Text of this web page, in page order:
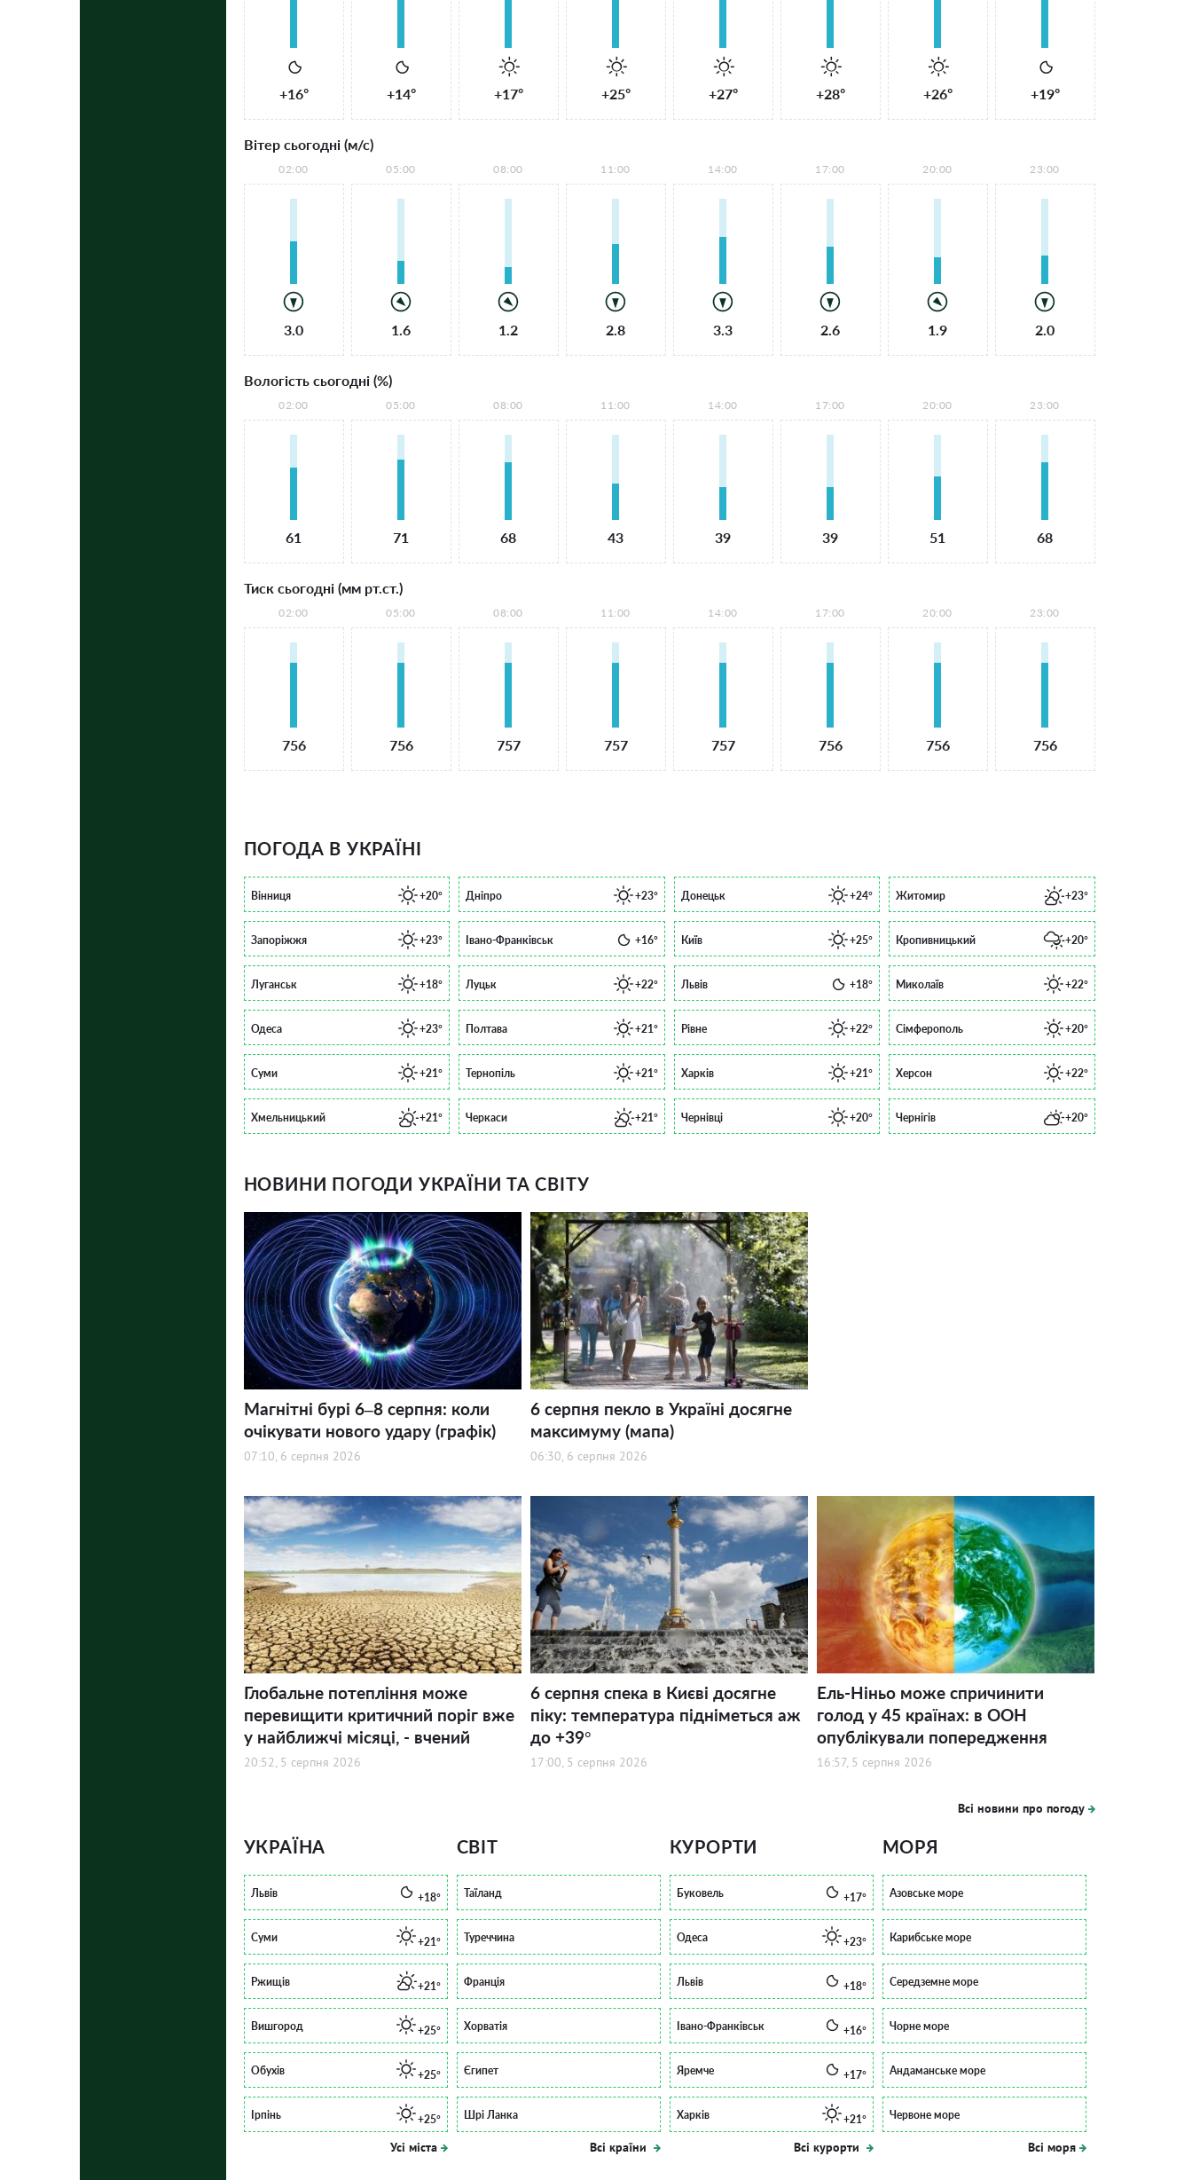
+16° +14° +17° +25° +27° +28° +26° +19°
Вітер сьогодні (м/с)
02:00
3.0
05:00
1.6
08:00
1.2
11:00
2.8
14:00
3.3
17:00
2.6
20:00
1.9
23:00
2.0
Вологість сьогодні (%)
02:00
61
05:00
71
08:00
68
11:00
43
14:00
39
17:00
39
20:00
51
23:00
68
Тиск сьогодні (мм рт.ст.)
02:00
756
05:00
756
08:00
757
11:00
757
14:00
757
17:00
756
20:00
756
23:00
756
ПОГОДА В УКРАЇНІ
Вінниця +20° Дніпро +23° Донецьк +24° Житомир +23°
Запоріжжя +23° Івано-Франківськ +16° Київ +25° Кропивницький +20°
Луганськ +18° Луцьк +22° Львів +18° Миколаїв +22°
Одеса +23° Полтава +21° Рівне +22° Сімферополь +20°
Суми +21° Тернопіль +21° Харків +21° Херсон +22°
Хмельницький +21° Черкаси +21° Чернівці +20° Чернігів +20°
НОВИНИ ПОГОДИ УКРАЇНИ ТА СВІТУ
Магнітні бурі 6–8 серпня: коли
очікувати нового удару (графік)
07:10, 6 серпня 2026
6 серпня пекло в Україні досягне
максимуму (мапа)
06:30, 6 серпня 2026
Глобальне потепління може
перевищити критичний поріг вже
у найближчі місяці, - вчений
20:52, 5 серпня 2026
6 серпня спека в Києві досягне
піку: температура підніметься аж
до +39°
17:00, 5 серпня 2026
Ель-Ніньо може спричинити
голод у 45 країнах: в ООН
опублікували попередження
16:57, 5 серпня 2026
Всі новини про погоду
УКРАЇНА
Львів +18°
Суми +21°
Ржищів +21°
Вишгород +25°
Обухів +25°
Ірпінь +25°
Усі міста
СВІТ
Таїланд
Туреччина
Франція
Хорватія
Єгипет
Шрі Ланка
Всі країни
КУРОРТИ
Буковель +17°
Одеса +23°
Львів +18°
Івано-Франківськ +16°
Яремче +17°
Харків +21°
Всі курорти
МОРЯ
Азовське море
Карибське море
Середземне море
Чорне море
Андаманське море
Червоне море
Всі моря